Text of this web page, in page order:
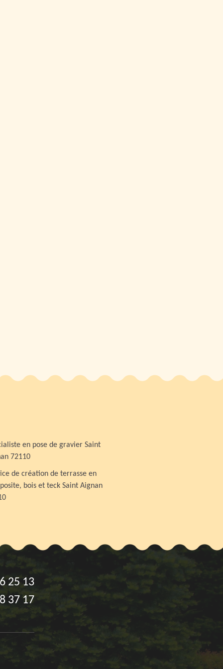
en pose de gravier Saint
72110
de création de terrasse en
bois et teck Saint Aignan
25 13
37 17